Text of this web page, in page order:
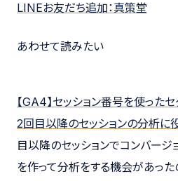
LINEお友だち追加：真策堂
あわせて読みたい
【GA4】セッション番号を使った
2回目以降のセッションの分析に
目以降のセッションでコンバージ
を作って分析をする機会があった